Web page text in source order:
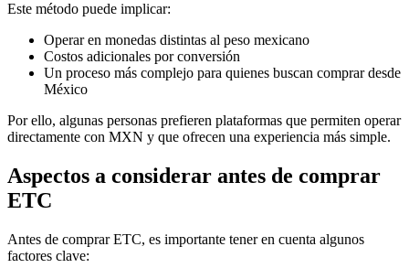
Este método puede implicar:
Operar en monedas distintas al peso mexicano
Costos adicionales por conversión
Un proceso más complejo para quienes buscan comprar desde
México
Por ello, algunas personas prefieren plataformas que permiten operar
directamente con MXN y que ofrecen una experiencia más simple.
Aspectos a considerar antes de comprar
ETC
Antes de comprar ETC, es importante tener en cuenta algunos
factores clave: